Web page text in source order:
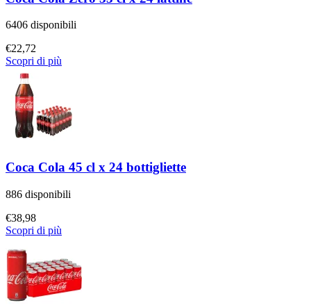
6406 disponibili
€22,72
Scopri di più
Coca Cola 45 cl x 24 bottigliette
886 disponibili
€38,98
Scopri di più